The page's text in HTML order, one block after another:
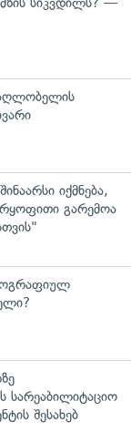
იქმნება,
გარემოა
სარეაბილიტაციო
შესახებ